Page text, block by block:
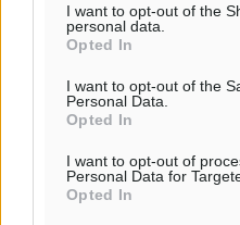
I want to opt-out of the
personal data.
Opted In
I want to opt-out of the
Personal Data.
Opted In
I want to opt-out of
Personal Data for
Opted In
Νέο ανακαινισμένο
στην Πάτμο
Οι συναντήσεις που είχε
Ρόδο ο Πρέσβης της
Τοπικές Ειδήσεις• πριν 10 ώρες